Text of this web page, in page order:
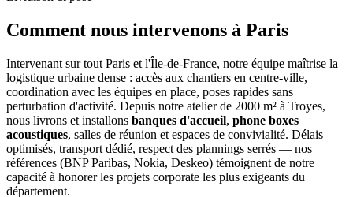
Comment nous intervenons à Paris
Intervenant sur tout Paris et l'Île-de-France, notre équipe maîtrise la
logistique urbaine dense : accès aux chantiers en centre-ville,
coordination avec les équipes en place, poses rapides sans
perturbation d'activité. Depuis notre atelier de 2000 m² à Troyes,
nous livrons et installons banques d'accueil, phone boxes
acoustiques, salles de réunion et espaces de convivialité. Délais
optimisés, transport dédié, respect des plannings serrés — nos
références (BNP Paribas, Nokia, Deskeo) témoignent de notre
capacité à honorer les projets corporate les plus exigeants du
département.